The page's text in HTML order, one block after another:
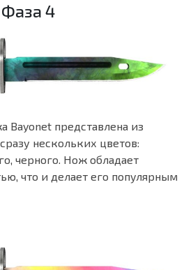
4
Bayonet представлена из
нескольких цветов:
черного. Нож обладает
что и делает его популярным